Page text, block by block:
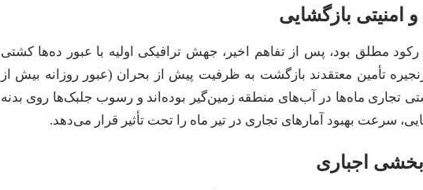
مطلق بود، پس از تفاهم اخیر، جهش ترافیکی اولیه با عبور ده‌ها کشتی
تأمین معتقدند بازگشت به ظرفیت پیش از بحران (عبور روزانه بیش از
زمان‌بر خواهد بود. نزدیک به ۵۰۰ کشتی تجاری ماه‌ها در آب‌های منطقه زمین‌گیر بوده‌اند و رسوب جلبک‌ها روی بدنه
سرعت بهبود آمارهای تجاری در تیر ماه را تحت تأثیر قرار می‌دهد.